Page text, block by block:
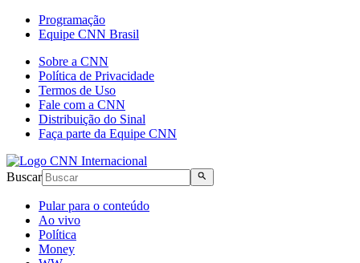
Programação
Equipe CNN Brasil
Sobre a CNN
Política de Privacidade
Termos de Uso
Fale com a CNN
Distribuição do Sinal
Faça parte da Equipe CNN
Buscar
Pular para o conteúdo
Ao vivo
Política
Money